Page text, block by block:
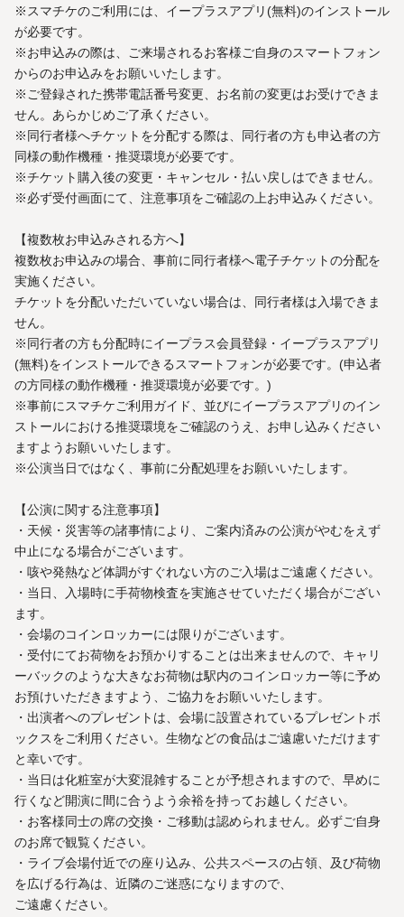
※スマチケのご利用には、イープラスアプリ(無料)のインストール
が必要です。
※お申込みの際は、ご来場されるお客様ご自身のスマートフォン
からのお申込みをお願いいたします。
※ご登録された携帯電話番号変更、お名前の変更はお受けできま
せん。あらかじめご了承ください。
※同行者様へチケットを分配する際は、同行者の方も申込者の方
同様の動作機種・推奨環境が必要です。
※チケット購入後の変更・キャンセル・払い戻しはできません。
※必ず受付画面にて、注意事項をご確認の上お申込みください。
【複数枚お申込みされる方へ】
複数枚お申込みの場合、事前に同行者様へ電子チケットの分配を
実施ください。
チケットを分配いただいていない場合は、同行者様は入場できま
せん。
※同行者の方も分配時にイープラス会員登録・イープラスアプリ
(無料)をインストールできるスマートフォンが必要です。(申込者
の方同様の動作機種・推奨環境が必要です。)
※事前にスマチケご利用ガイド、並びにイープラスアプリのイン
ストールにおける推奨環境をご確認のうえ、お申し込みください
ますようお願いいたします。
※公演当日ではなく、事前に分配処理をお願いいたします。
【公演に関する注意事項】
・天候・災害等の諸事情により、ご案内済みの公演がやむをえず
中止になる場合がございます。
・咳や発熱など体調がすぐれない方のご入場はご遠慮ください。
・当日、入場時に手荷物検査を実施させていただく場合がござい
ます。
・会場のコインロッカーには限りがございます。
・受付にてお荷物をお預かりすることは出来ませんので、キャリ
ーバックのような大きなお荷物は駅内のコインロッカー等に予め
お預けいただきますよう、ご協力をお願いいたします。
・出演者へのプレゼントは、会場に設置されているプレゼントボ
ックスをご利用ください。生物などの食品はご遠慮いただけます
と幸いです。
・当日は化粧室が大変混雑することが予想されますので、早めに
行くなど開演に間に合うよう余裕を持ってお越しください。
・お客様同士の席の交換・ご移動は認められません。必ずご自身
のお席で観覧ください。
・ライブ会場付近での座り込み、公共スペースの占領、及び荷物
を広げる行為は、近隣のご迷惑になりますので、
ご遠慮ください。